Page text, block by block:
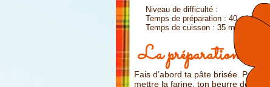
La préparation
Fais d’abord ta pâte brisée. Pour
mettre la farine, ton beurre découpé
Niveau de difficulté :
Temps de préparation : 40 min
Temps de cuisson : 35 min